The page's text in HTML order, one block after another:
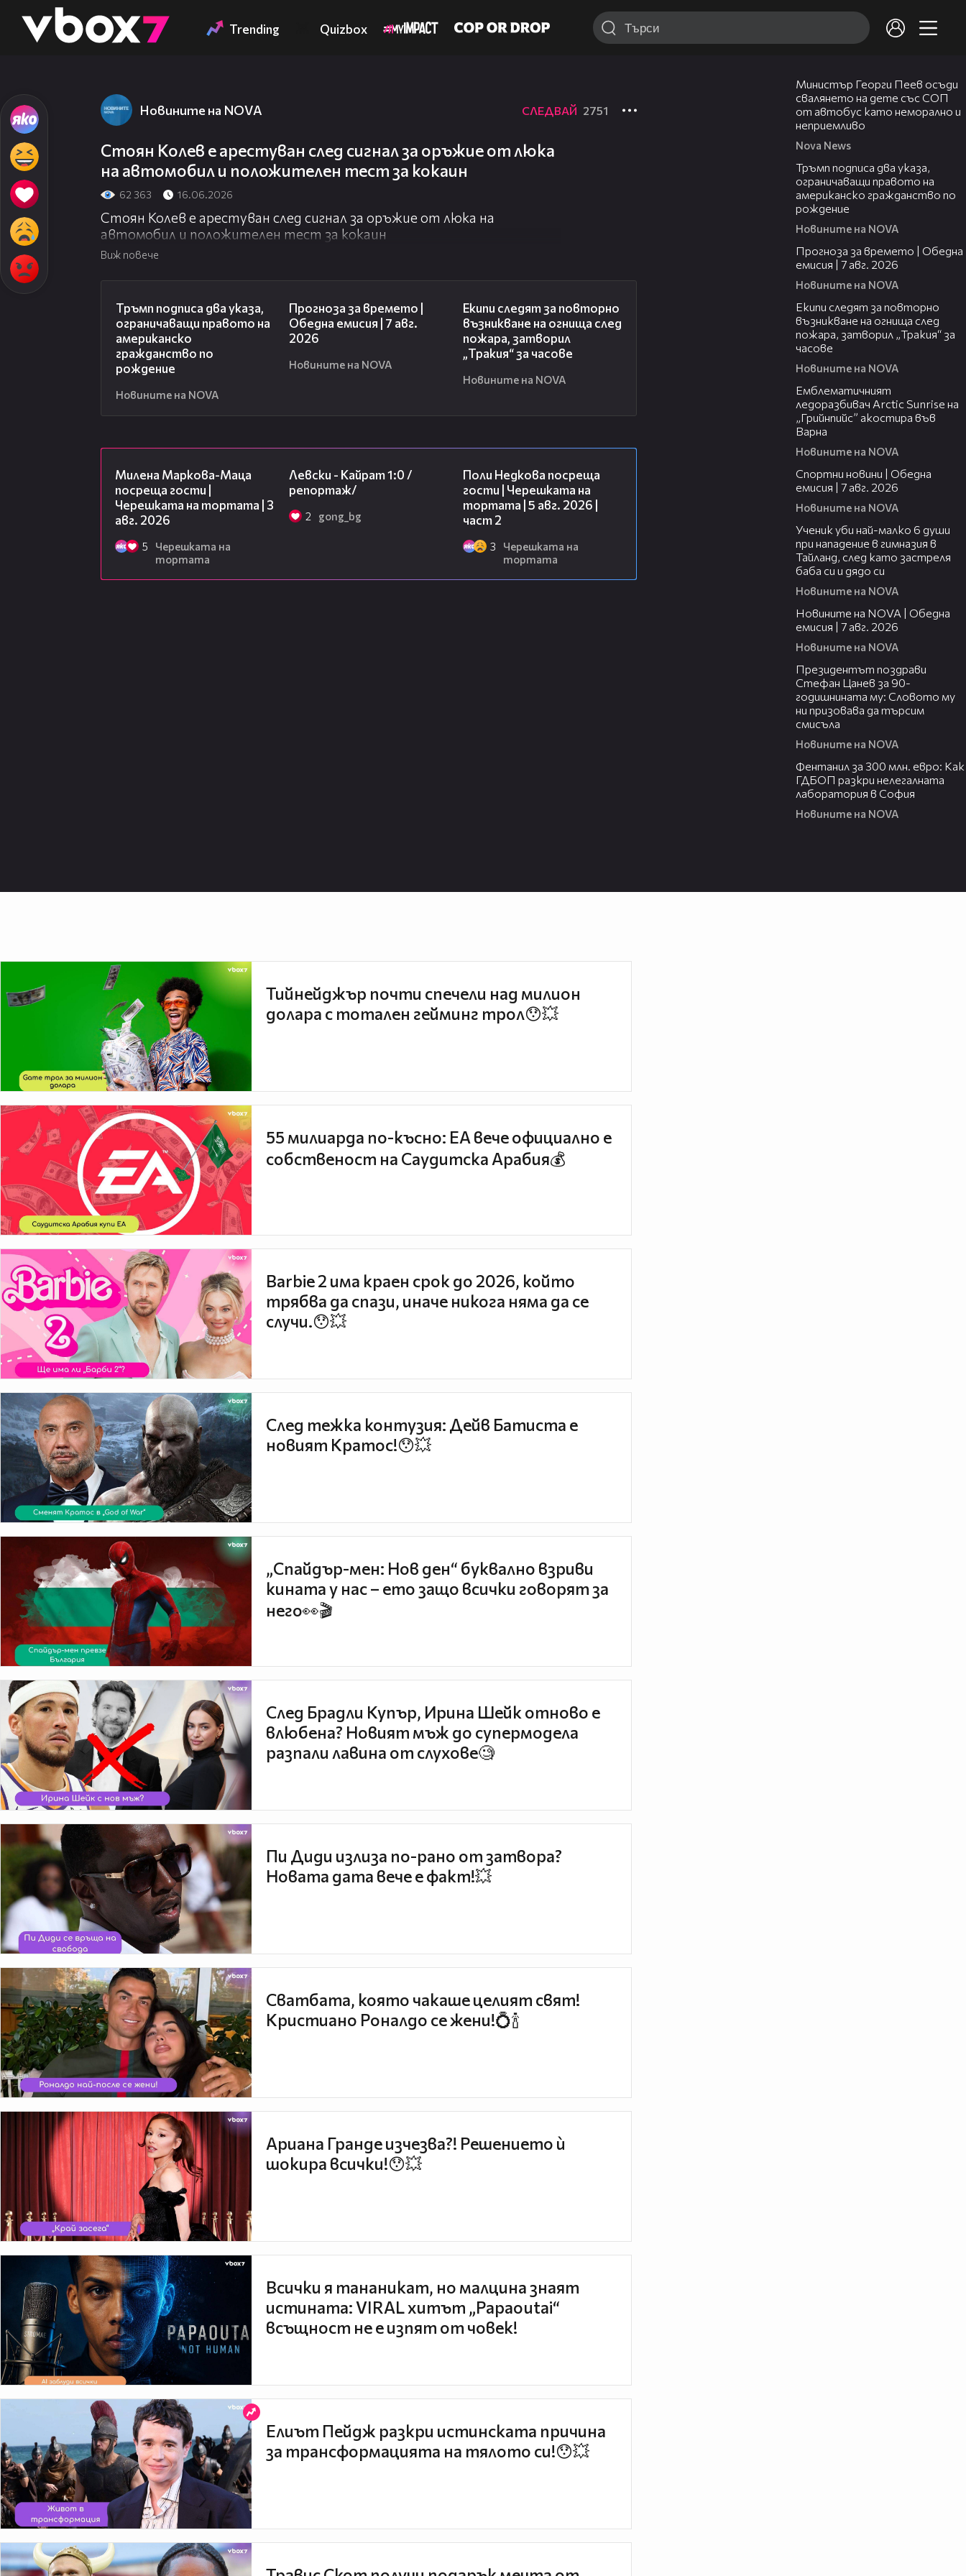
👾 Trending Quizbox
Новините на NOVA СЛЕДВАЙ 2751
Стоян Колев е арестуван след сигнал за оръжие от люка
на автомобил и положителен тест за кокаин
62 363 16.06.2026
Стоян Колев е арестуван след сигнал за оръжие от люка на
автомобил и положителен тест за кокаин
Виж повече
Тръмп подписа два указа,
ограничаващи правото на
американско
гражданство по
рождение
Новините на NOVA
Прогноза за времето |
Обедна емисия | 7 авг.
2026
Новините на NOVA
Екипи следят за повторно
възникване на огнища след
пожара, затворил
„Тракия“ за часове
Новините на NOVA
Милена Маркова-Маца
посреща гости |
Черешката на тортата | 3
авг. 2026
5
Черешката на
тортата
Левски - Кайрат 1:0 /
репортаж/
2 gong_bg
Поли Недкова посреща
гости | Черешката на
тортата | 5 авг. 2026 |
част 2
3
Черешката на
тортата
Министър Георги Пеев осъди
свалянето на дете със СОП
от автобус като неморално и
неприемливо
Nova News
Тръмп подписа два указа,
ограничаващи правото на
американско гражданство по
рождение
Новините на NOVA
Прогноза за времето | Обедна
емисия | 7 авг. 2026
Новините на NOVA
Екипи следят за повторно
възникване на огнища след
пожара, затворил „Тракия“ за
часове
Новините на NOVA
Емблематичният
ледоразбивач Arctic Sunrise на
„Грийнпийс” акостира във
Варна
Новините на NOVA
Спортни новини | Обедна
емисия | 7 aвг. 2026
Новините на NOVA
Ученик уби най-малко 6 души
при нападение в гимназия в
Тайланд, след като застреля
баба си и дядо си
Новините на NOVA
Новините на NOVA | Обедна
емисия | 7 авг. 2026
Новините на NOVA
Президентът поздрави
Стефан Цанев за 90-
годишнината му: Словото му
ни призовава да търсим
смисъла
Новините на NOVA
Фентанил за 300 млн. евро: Как
ГДБОП разкри нелегалната
лаборатория в София
Новините на NOVA
Тийнейджър почти спечели над милион
долара с тотален гейминг трол😯💥
55 милиарда по-късно: EA вече официално е
собственост на Саудитска Арабия💰
Barbie 2 има краен срок до 2026, който
трябва да спази, иначе никога няма да се
случи.😯💥
След тежка контузия: Дейв Батиста е
новият Кратос!😯💥
„Спайдър-мен: Нов ден“ буквално взриви
кината у нас – ето защо всички говорят за
него👀🎬
След Брадли Купър, Ирина Шейк отново е
влюбена? Новият мъж до супермодела
разпали лавина от слухове🧐
Пи Диди излиза по-рано от затвора?
Новата дата вече е факт!💥
Сватбата, която чакаше целият свят!
Кристиано Роналдо се жени!💍🍾
Ариана Гранде изчезва?! Решението ѝ
шокира всички!😯💥
Всички я тананикат, но малцина знаят
истината: VIRAL хитът „Papaoutai“
всъщност не е изпят от човек!
Елиът Пейдж разкри истинската причина
за трансформацията на тялото си!😯💥